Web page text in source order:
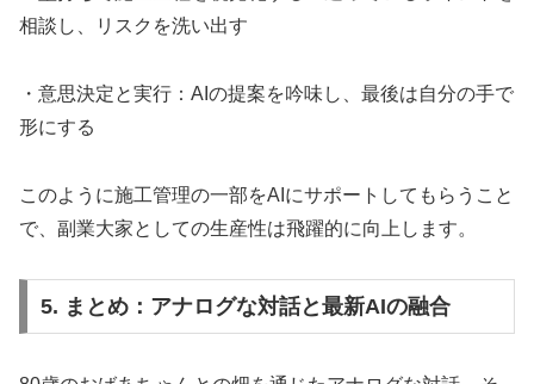
相談し、リスクを洗い出す
・意思決定と実行：AIの提案を吟味し、最後は自分の手で
形にする
このように施工管理の一部をAIにサポートしてもらうこと
で、副業大家としての生産性は飛躍的に向上します。
5. まとめ：アナログな対話と最新AIの融合